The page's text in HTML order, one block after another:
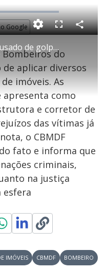
Google
Bombeiro do DF é acusado de golpe de falsa venda de imóveis
F
s
c
e
n
C
o
i
l
do
aplicar diversos
imóveis. As
como
e corretor de
das vítimas já
o CBMDF
fato e informa que
criminais,
na justiça
esfera
IMÓVEIS CBMDF BOMBEIRO